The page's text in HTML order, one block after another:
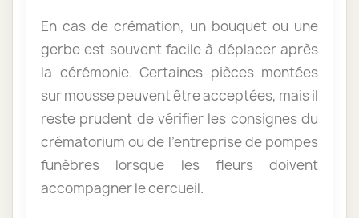
En cas de crémation, un bouquet ou une
gerbe est souvent facile à déplacer après
la cérémonie. Certaines pièces montées
sur mousse peuvent être acceptées, mais il
reste prudent de vérifier les consignes du
crématorium ou de l’entreprise de pompes
funèbres lorsque les fleurs doivent
accompagner le cercueil.